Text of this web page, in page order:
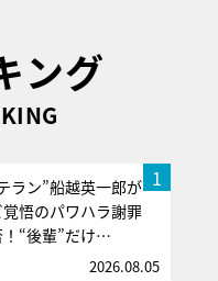
ング
1
ラン”船越英一郎が
覚悟のパワハラ謝罪
！“後輩”だけ…
2026.08.05